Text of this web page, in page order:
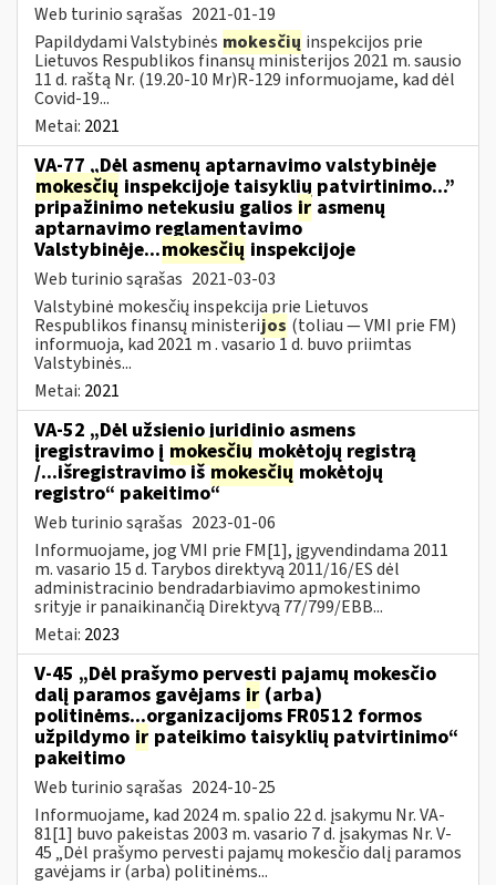
Web turinio sąrašas 2021-01-19
Papildydami Valstybinės mokesčių inspekcijos prie
Lietuvos Respublikos finansų ministerijos 2021 m. sausio
11 d. raštą Nr. (19.20-10 Mr)R-129 informuojame, kad dėl
Covid-19...
Metai: 2021
VA-77 „Dėl asmenų aptarnavimo valstybinėje
mokesčių inspekcijoje taisyklių patvirtinimo...”
pripažinimo netekusiu galios ir asmenų
aptarnavimo reglamentavimo
Valstybinėje...mokesčių inspekcijoje
Web turinio sąrašas 2021-03-03
Valstybinė mokesčių inspekcija prie Lietuvos
Respublikos finansų ministerijos (toliau — VMI prie FM)
informuoja, kad 2021 m . vasario 1 d. buvo priimtas
Valstybinės...
Metai: 2021
VA-52 „Dėl užsienio juridinio asmens
įregistravimo į mokesčių mokėtojų registrą
/...išregistravimo išmokesčių mokėtojų
registro“ pakeitimo“
Web turinio sąrašas 2023-01-06
Informuojame, jog VMI prie FM[1], įgyvendindama 2011
m. vasario 15 d. Tarybos direktyvą 2011/16/ES dėl
administracinio bendradarbiavimo apmokestinimo
srityje ir panaikinančią Direktyvą 77/799/EBB...
Metai: 2023
V-45 „Dėl prašymo pervesti pajamų mokesčio
dalį paramos gavėjams ir (arba)
politinėms...organizacijoms FR0512 formos
užpildymo ir pateikimo taisyklių patvirtinimo“
pakeitimo
Web turinio sąrašas 2024-10-25
Informuojame, kad 2024 m. spalio 22 d. įsakymu Nr. VA-
81[1] buvo pakeistas 2003 m. vasario 7 d. įsakymas Nr. V-
45 „Dėl prašymo pervesti pajamų mokesčio dalį paramos
gavėjams ir (arba) politinėms...